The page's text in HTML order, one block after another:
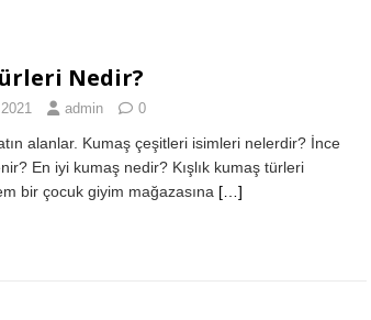
Nedir?
admin 0
alanlar. Kumaş çeşitleri isimleri nelerdir? İnce
En iyi kumaş nedir? Kışlık kumaş türleri
bir çocuk giyim mağazasına […]